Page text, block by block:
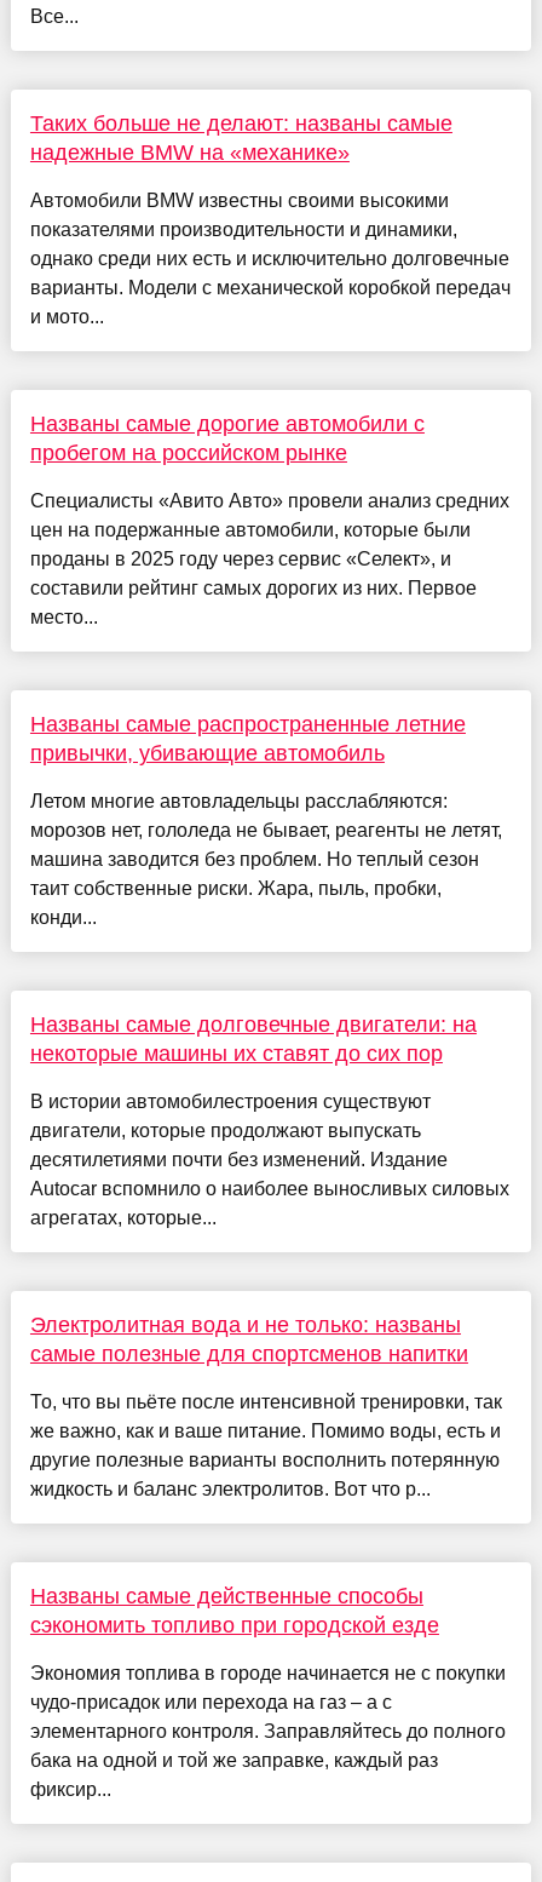
Все...
Таких больше не делают: названы самые
надежные BMW на «механике»
Автомобили BMW известны своими высокими
показателями производительности и динамики,
однако среди них есть и исключительно долговечные
варианты. Модели с механической коробкой передач
и мото...
Названы самые дорогие автомобили с
пробегом на российском рынке
Специалисты «Авито Авто» провели анализ средних
цен на подержанные автомобили, которые были
проданы в 2025 году через сервис «Селект», и
составили рейтинг самых дорогих из них. Первое
место...
Названы самые распространенные летние
привычки, убивающие автомобиль
Летом многие автовладельцы расслабляются:
морозов нет, гололеда не бывает, реагенты не летят,
машина заводится без проблем. Но теплый сезон
таит собственные риски. Жара, пыль, пробки,
конди...
Названы самые долговечные двигатели: на
некоторые машины их ставят до сих пор
В истории автомобилестроения существуют
двигатели, которые продолжают выпускать
десятилетиями почти без изменений. Издание
Autocar вспомнило о наиболее выносливых силовых
агрегатах, которые...
Электролитная вода и не только: названы
самые полезные для спортсменов напитки
То, что вы пьёте после интенсивной тренировки, так
же важно, как и ваше питание. Помимо воды, есть и
другие полезные варианты восполнить потерянную
жидкость и баланс электролитов. Вот что р...
Названы самые действенные способы
сэкономить топливо при городской езде
Экономия топлива в городе начинается не с покупки
чудо-присадок или перехода на газ – а с
элементарного контроля. Заправляйтесь до полного
бака на одной и той же заправке, каждый раз
фиксир...